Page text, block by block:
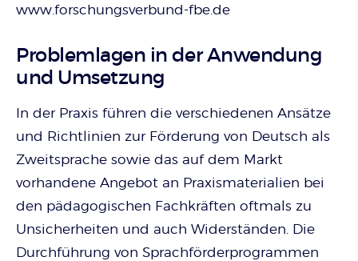
www.forschungsverbund-fbe.de
Problemlagen in der Anwendung
und Umsetzung
In der Praxis führen die verschiedenen Ansätze
und Richtlinien zur Förderung von Deutsch als
Zweitsprache sowie das auf dem Markt
vorhandene Angebot an Praxismaterialien bei
den pädagogischen Fachkräften oftmals zu
Unsicherheiten und auch Widerständen. Die
Durchführung von Sprachförderprogrammen